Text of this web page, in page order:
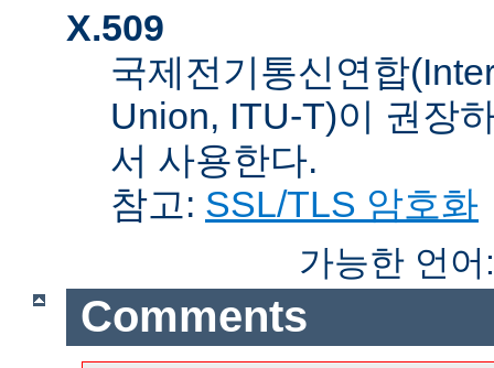
X.509
국제전기통신연합
Union, ITU-T)이 권장
서 사용한다.
참고: SSL/TLS 암호화
가능한 언
Comments